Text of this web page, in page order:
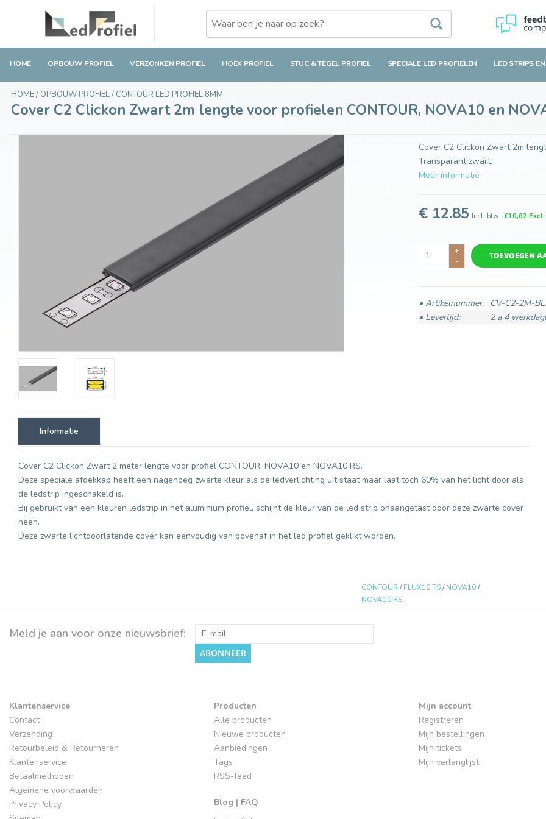
HOME OPBOUW PROFIEL VERZONKEN PROFIEL HOEK PROFIEL STUC & TEGEL PROFIEL SPECIALE LED PROFIELEN LED STRIPS
Cover C2 Clickon Zwart 2m lengte voor profielen CONTOUR, NOVA10 en NOVA10 RS
HOME/ OPBOUW PROFIEL/ CONTOUR LED PROFIEL 8MM
Cover C2 Clickon Zwart 2m lengte voor profielen CONTOUR, NOVA10 en
Cover C2 Clickon Zwart 2m
Transparant zwart.
Meer informatie
€ 12.85 Incl. btw [€10,62
+
-
TOEVOEGEN
• Artikelnummer:
CV-C2-2M-
• Levertijd:
2 a 4
Informatie
Cover C2 Clickon Zwart 2 meter lengte voor profiel CONTOUR, NOVA10 en NOVA10 RS.
Deze speciale afdekkap heeft een nagenoeg zwarte kleur als de ledverlichting uit staat maar laat toch 60% van het licht door als
de ledstrip ingeschakeld is.
Bij gebruikt van een kleuren ledstrip in het aluminium profiel, schijnt de kleur van de led strip onaangetast door deze zwarte cover
heen.
Deze zwarte lichtdoorlatende cover kan eenvoudig van bovenaf in het led profiel geklikt worden.
CONTOUR/FLUX10 TS/NOVA10/
NOVA10 RS
Meld je aan voor onze nieuwsbrief:
ABONNEER
Klantenservice
Contact
Verzending
Retourbeleid & Retourneren
Klantenservice
Betaalmethoden
Algemene voorwaarden
Privacy Policy
Producten
Alle producten
Nieuwe producten
Aanbiedingen
Tags
RSS-feed
Blog | FAQ
Mijn account
Registreren
Mijn bestellingen
Mijn tickets
Mijn verlanglijst